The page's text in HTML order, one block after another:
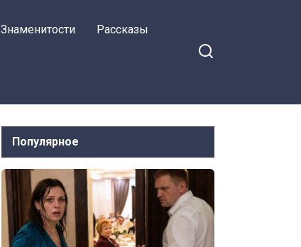
Знаменитости Рассказы
Популярное